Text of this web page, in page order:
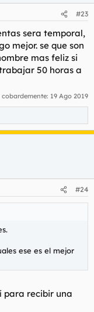
#23
sera temporal,
mejor. se que son
mas feliz si
50 horas a
19 Ago 2019
#24
ese es el mejor
para recibir una